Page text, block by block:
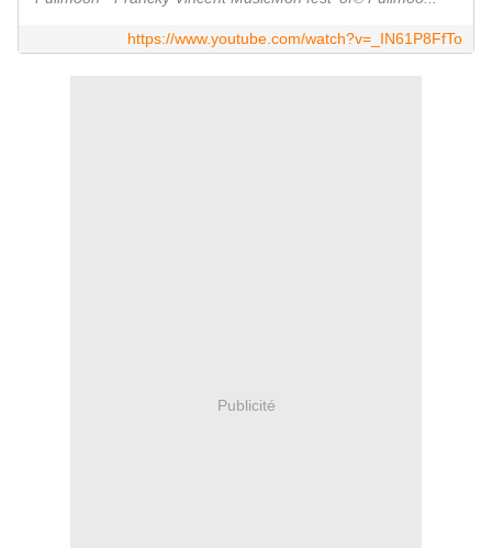
https://www.youtube.com/watch?v=_IN61P8FfTo
Publicité